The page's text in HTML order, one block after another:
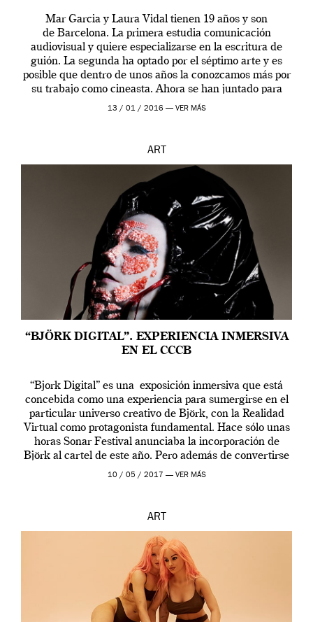
Mar Garcia y Laura Vidal tienen 19 años y son
de Barcelona. La primera estudia comunicación
audiovisual y quiere especializarse en la escritura de
guión. La segunda ha optado por el séptimo arte y es
posible que dentro de unos años la conozcamos más por
su trabajo como cineasta. Ahora se han juntado para
contarnos una […]
13 / 01 / 2016 — VER MÁS
ART
“BJÖRK DIGITAL”. EXPERIENCIA INMERSIVA
EN EL CCCB
“Bjork Digital” es una exposición inmersiva que está
concebida como una experiencia para sumergirse en el
particular universo creativo de Björk, con la Realidad
Virtual como protagonista fundamental. Hace sólo unas
horas Sonar Festival anunciaba la incorporación de
Björk al cartel de este año. Pero además de convertirse
en una de las actuaciones más relevantes […]
10 / 05 / 2017 — VER MÁS
ART